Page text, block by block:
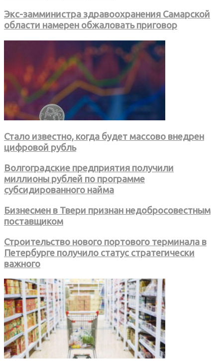
Экс-замминистра здравоохранения Самарской
области намерен обжаловать приговор
Стало известно, когда будет массово внедрен
цифровой рубль
Волгоградские предприятия получили
миллионы рублей по программе
субсидированного найма
Бизнесмен в Твери признан недобросовестным
поставщиком
Строительство нового портового терминала в
Петербурге получило статус стратегически
важного